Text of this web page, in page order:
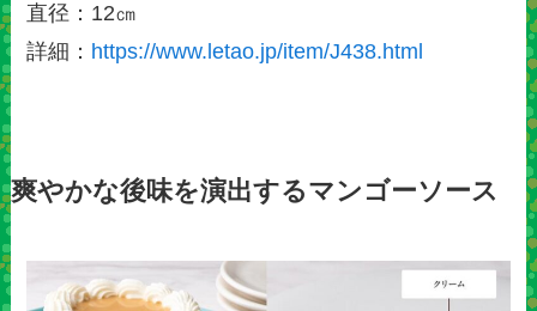
直径：12㎝
詳細： https://www.letao.jp/item/J438.html
爽やかな後味を演出するマンゴーソース